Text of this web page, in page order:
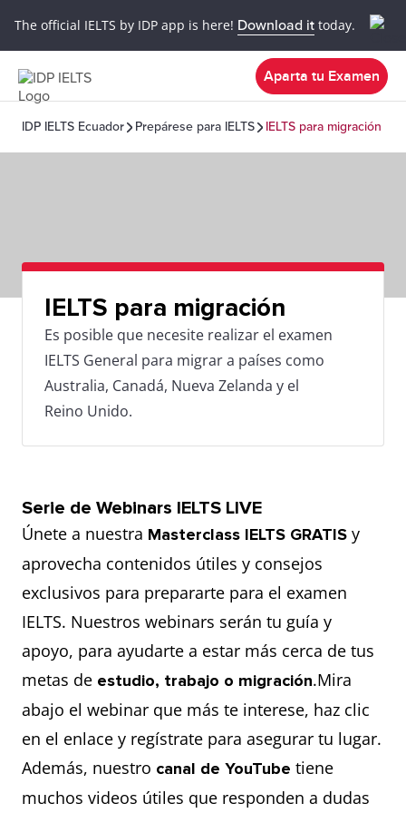
The official IELTS by IDP app is here! Download it today.
Aparta tu Examen
IDP IELTS Ecuador Prepárese para IELTS IELTS para migración
IELTS para migración
Es posible que necesite realizar el examen
IELTS General para migrar a países como
Australia, Canadá, Nueva Zelanda y el
Reino Unido.
Serie de Webinars IELTS LIVE
Únete a nuestra Masterclass IELTS GRATIS y
aprovecha contenidos útiles y consejos
exclusivos para prepararte para el examen
IELTS. Nuestros webinars serán tu guía y
apoyo, para ayudarte a estar más cerca de tus
metas de estudio, trabajo o migración.Mira
abajo el webinar que más te interese, haz clic
en el enlace y regístrate para asegurar tu lugar.
Además, nuestro canal de YouTube tiene
muchos videos útiles que responden a dudas